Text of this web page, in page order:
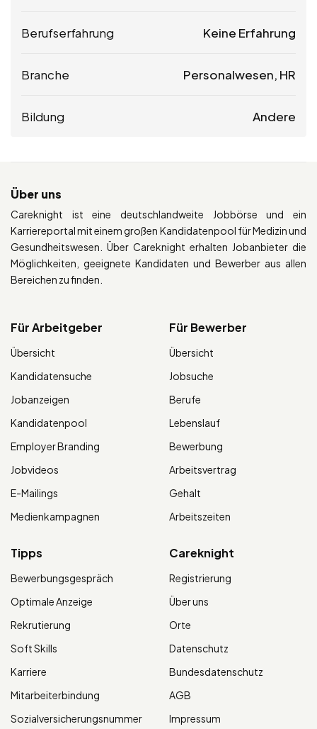
Berufserfahrung Keine Erfahrung
Branche Personalwesen, HR
Bildung Andere
Über uns
Careknight ist eine deutschlandweite Jobbörse und ein
Karriereportal mit einem großen Kandidatenpool für Medizin und
Gesundheitswesen. Über Careknight erhalten Jobanbieter die
Möglichkeiten, geeignete Kandidaten und Bewerber aus allen
Bereichen zu finden.
Für Arbeitgeber
Übersicht
Kandidatensuche
Jobanzeigen
Kandidatenpool
Employer Branding
Jobvideos
E-Mailings
Medienkampagnen
Für Bewerber
Übersicht
Jobsuche
Berufe
Lebenslauf
Bewerbung
Arbeitsvertrag
Gehalt
Arbeitszeiten
Tipps
Bewerbungsgespräch
Optimale Anzeige
Rekrutierung
Soft Skills
Karriere
Mitarbeiterbindung
Sozialversicherungsnummer
Careknight
Registrierung
Über uns
Orte
Datenschutz
Bundesdatenschutz
AGB
Impressum